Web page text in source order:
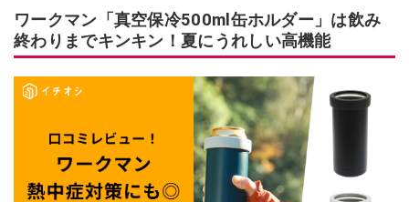
ワークマン「真空保冷500ml缶ホルダー」は飲み
終わりまでキンキン！夏にうれしい高機能